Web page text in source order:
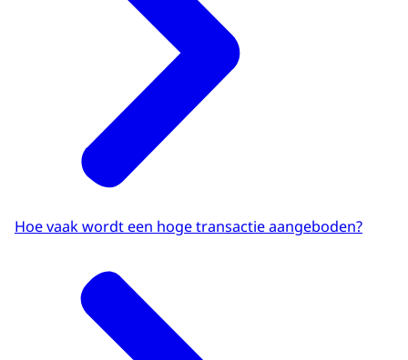
Hoe vaak wordt een hoge transactie aangeboden?